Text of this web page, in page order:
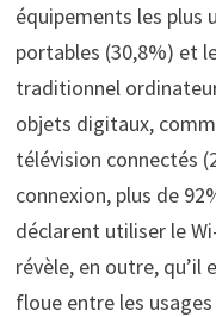
équipements les plus
portables (30,8%) et
traditionnel
objets digitaux,
télévision connectés
connexion, plus de
déclarent utiliser le
révèle, en outre, qu’il
floue entre les